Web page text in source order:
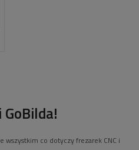
wszystkim co dotyczy frezarek CNC i